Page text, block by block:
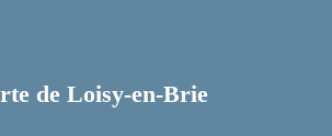
de Loisy-en-Brie